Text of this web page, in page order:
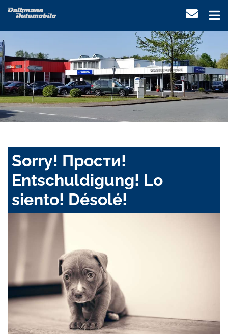
Sorry! Прости!
Entschuldigung! Lo
siento! Désolé!